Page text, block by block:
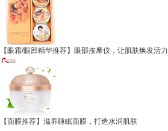
【眼霜/眼部精华推荐】眼部按摩仪，让肌肤焕发活力
【面膜推荐】滋养睡眠面膜，打造水润肌肤